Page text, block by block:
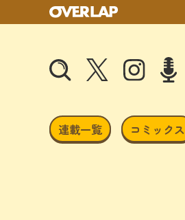
連載一覧 コミックス